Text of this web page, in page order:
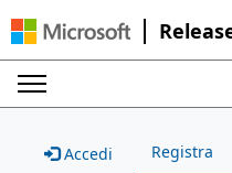
Accedi Registra